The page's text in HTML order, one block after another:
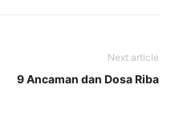
Next article
9 Ancaman dan Dosa Riba